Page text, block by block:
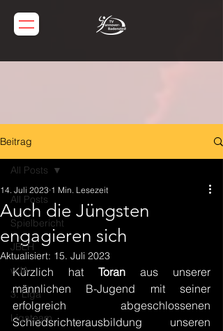
Beitrag
All Posts
Spielbericht
JBLH
wJA
3. Liga
Ligateam
All Posts
Auch die Jüngsten
engagieren sich
14. Juli 2023 1 Min. Lesezeit
Aktualisiert: 15. Juli 2023
Kürzlich hat Toran aus unserer
männlichen B-Jugend
mit seiner
erfolgreich abgeschlossenen
Schiedsrichterausbildung unseren